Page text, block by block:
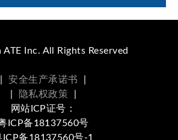
Inc. All Rights Reserved
安全生产承诺书
隐私权政策
网站ICP证号：
ICP备18137560号
ICP备18137560号-1